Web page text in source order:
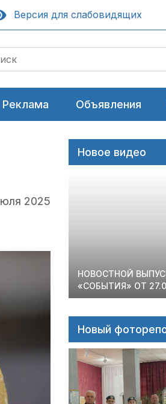
Версия для слабовидящих
Реклама Объявления
2025
Новое видео
НОВОСТНОЙ
«СОБЫТИЯ» ОТ
Новый